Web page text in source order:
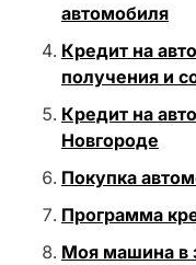
автомобиля
Кредит на
получения и
Кредит на
Новгороде
Покупка
Программа
Моя машина в